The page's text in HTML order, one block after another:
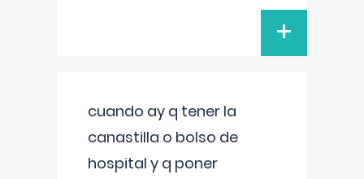
+
cuando ay q tener la
canastilla o bolso de
hospital y q poner